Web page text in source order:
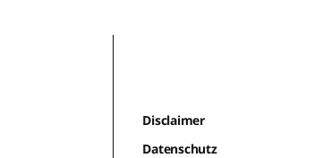
Disclaimer
Datenschutz